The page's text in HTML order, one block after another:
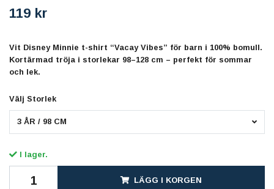
119 kr
Vit Disney Minnie t-shirt “Vacay Vibes” för barn i 100% bomull.
Kortärmad tröja i storlekar 98–128 cm – perfekt för sommar
och lek.
Välj Storlek
3 ÅR / 98 CM
I lager.
LÄGG I KORGEN